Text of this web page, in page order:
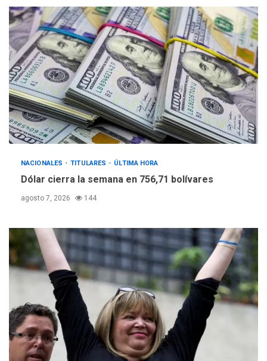
NACIONALES TITULARES ÚLTIMA HORA
Dólar cierra la semana en 756,71 bolívares
agosto 7, 2026 144